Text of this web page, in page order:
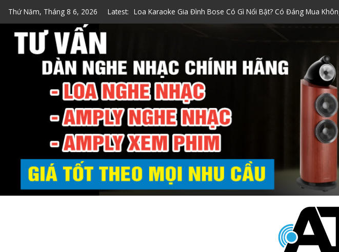
content
Thứ Năm, Tháng 8 6, 2026 Latest: Top 7 Loa Karaoke Gia Đình Xách Tay Được Ưa Chuộng Nhất!
Top 5 Loa Bose Bluetooth Karaoke đáng mua nhất dịp Tết
Loa Hát Karaoke Gia Đình Mini Nào Tốt? Kinh Nghiệm Chọn
Loa Karaoke Gia Đình Bose Có Gì Nổi Bật? Có Đáng Mua